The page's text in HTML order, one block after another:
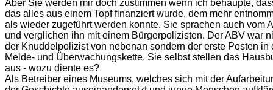
Aber Sie werden mir doch zustimmen wenn ich behaupte,
das alles aus einem Topf finanziert wurde, dem mehr
als wieder zugeführt werden konnte. Sie sprachen auch vom
und verglichen ihn mit einem Bürgerpolizisten. Der ABV war
der Knuddelpolizist von nebenan sondern der erste Posten in
Melde- und Überwachungskette. Sie selbst stellen das
aus - wozu diente es?
Als Betreiber eines Museums, welches sich mit der